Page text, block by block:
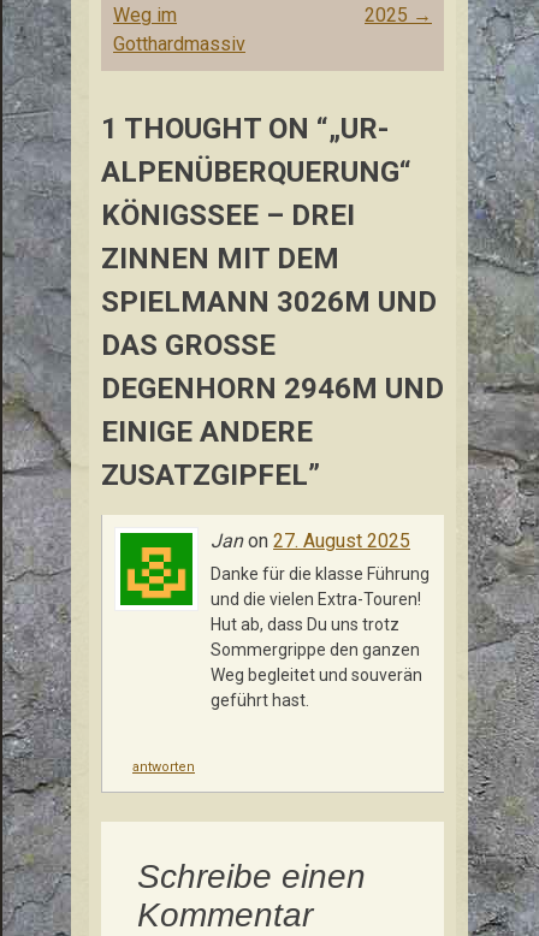
navigation
Weg im
Gotthardmassiv
2025 →
1 THOUGHT ON “„UR-
ALPENÜBERQUERUNG“
KÖNIGSSEE – DREI
ZINNEN MIT DEM
SPIELMANN 3026M UND
DAS GROSSE D
EGENHORN 2946M UND E
INIGE ANDERE Z
USATZGIPFEL”
Janon 27. August 2025
Danke für die klasse Führung
und die vielen Extra-Touren!
Hut ab, dass Du uns trotz
Sommergrippe den ganzen
Weg begleitet und souverän
geführt hast.
antworten
Schreibe einen
Kommentar